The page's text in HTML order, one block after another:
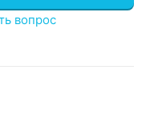
вопрос